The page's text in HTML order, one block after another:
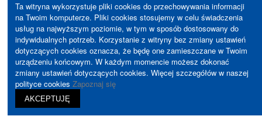
Pasek fi 18x1,2 mm
19a
View
Ta witryna wykorzystuje pliki cookies do przechowywania informacji
na Twoim komputerze. Pliki cookies stosujemy w celu świadczenia
usług na najwyższym poziomie, w tym w sposób dostosowany do
indywidualnych potrzeb. Korzystanie z witryny bez zmiany ustawień
dotyczących cookies oznacza, że będę one zamieszczane w Twoim
urządzeniu końcowym. W każdym momencie możesz dokonać
zmiany ustawień dotyczących cookies. Więcej szczegółów w naszej
polityce cookies Zapoznaj się
AKCEPTUJĘ